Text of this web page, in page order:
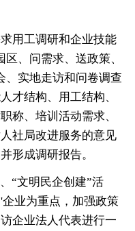
用工调研和企业技能
、问需求、送政策、
、实地走访和问卷调查
才结构、用工结构、
称、培训活动需求、
社局改进服务的意见
形成调研报告。
“文明民企创建”活
业为重点，加强政策
企业法人代表进行一